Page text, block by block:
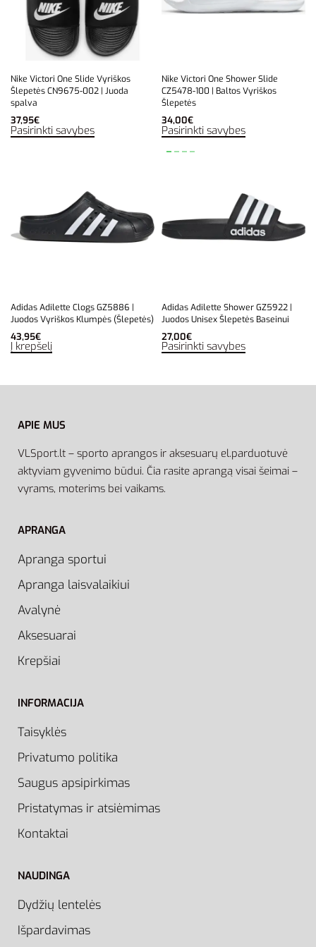
Nike Victori One Slide Vyriškos
Šlepetės CN9675-002 | Juoda
spalva
37,95€
Pasirinkti savybes
Nike Victori One Shower Slide
CZ5478-100 | Baltos Vyriškos
Šlepetės
34,00€
Pasirinkti savybes
Adidas Adilette Clogs GZ5886 |
Juodos Vyriškos Klumpės (Šlepetės)
43,95€
Į krepšelį
Adidas Adilette Shower GZ5922 |
Juodos Unisex Šlepetės Baseinui
27,00€
Pasirinkti savybes
APIE MUS
VLSport.lt – sporto aprangos ir aksesuarų el.parduotuvė
aktyviam gyvenimo būdui. Čia rasite aprangą visai šeimai –
vyrams, moterims bei vaikams.
APRANGA
Apranga sportui
Apranga laisvalaikiui
Avalynė
Aksesuarai
Krepšiai
INFORMACIJA
Taisyklės
Privatumo politika
Saugus apsipirkimas
Pristatymas ir atsiėmimas
Kontaktai
NAUDINGA
Dydžių lentelės
Išpardavimas